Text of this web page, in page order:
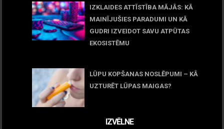
IZKLAIDES ATTĪSTĪBA MĀJĀS: KĀ
MAINĪJUŠIES PARADUMI UN KĀ
GUDRI IZVEIDOT SAVU ATPŪTAS
EKOSISTĒMU
LŪPU KOPŠANAS NOSLĒPUMI – KĀ
UZTURĒT LŪPAS MAIGAS?
IZVĒLNE